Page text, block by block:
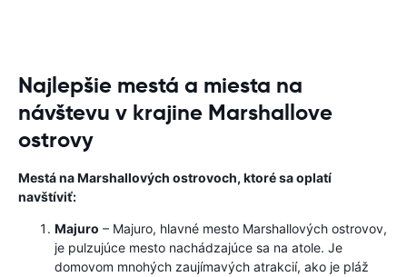
Najlepšie mestá a miesta na
návštevu v krajine Marshallove
ostrovy
Mestá na Marshallových ostrovoch, ktoré sa oplatí
navštíviť:
Majuro – Majuro, hlavné mesto Marshallových ostrovov,
je pulzujúce mesto nachádzajúce sa na atole. Je
domovom mnohých zaujímavých atrakcií, ako je pláž